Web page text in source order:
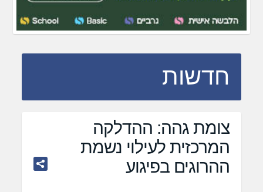
חדשות
צומת גהה: ההדלקה
המרכזית לעילוי נשמת
ההרוגים בפיגוע